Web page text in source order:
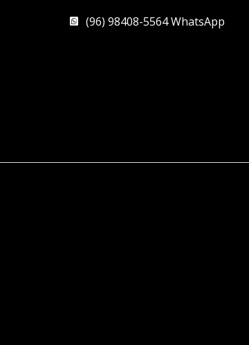
(96) 98408-5564 WhatsApp